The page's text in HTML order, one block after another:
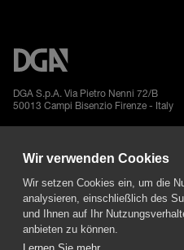
DGA S.p.A. Via Pietro Nenni 72/B
50013 Campi Bisenzio Firenze - Italy
All rights reserved - VAT No.
2.500.000,00
Wir verwenden Cookies
Wir setzen Cookies ein, um die
analysieren, einschließlich des
und Ihnen auf Ihr
anbieten zu können.